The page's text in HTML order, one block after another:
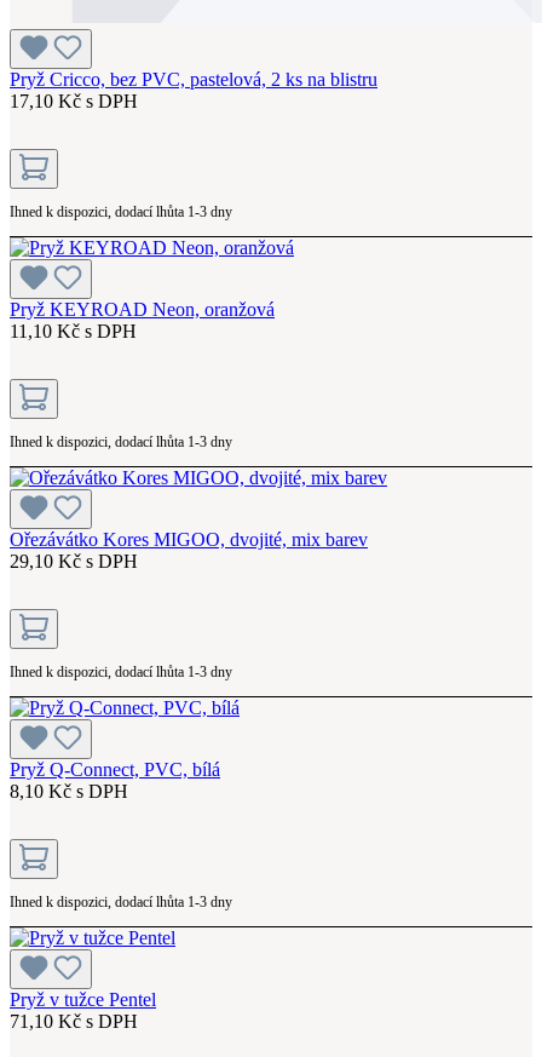
Pryž Cricco, bez PVC, pastelová, 2 ks na blistru
17,10 Kč s DPH
Ihned k dispozici, dodací lhůta 1-3 dny
Pryž KEYROAD Neon, oranžová
11,10 Kč s DPH
Ihned k dispozici, dodací lhůta 1-3 dny
Ořezávátko Kores MIGOO, dvojité, mix barev
29,10 Kč s DPH
Ihned k dispozici, dodací lhůta 1-3 dny
Pryž Q-Connect, PVC, bílá
8,10 Kč s DPH
Ihned k dispozici, dodací lhůta 1-3 dny
Pryž v tužce Pentel
71,10 Kč s DPH